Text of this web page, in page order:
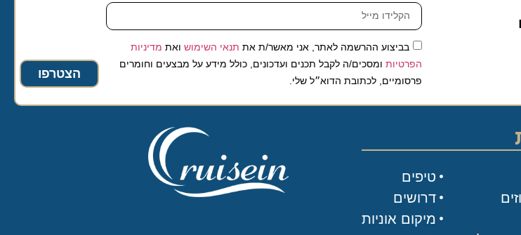
בביצוע ההרשמה לאתר, אני מאשר/ת אתתנאי השימושואת מדיניות
הפרטיותומסכים/ה לקבל תכנים ועדכונים, כולל מידע על מבצעים וחומרים
פרסומיים, לכתובת הדוא״ל שלי.
הצטרפו
טיפים
דרושים
מיקום אוניות